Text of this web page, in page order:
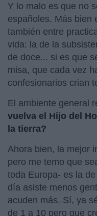
Y lo malo es que no
españoles. Más bien
también entre
vida: la de la
de doce... si es que
misa, que cada vez
confesionarios crian
El ambiente general
vuelva el Hijo del
la tierra?
Ahora bien, la mejor
pero me temo que
toda Europa- es la
día asiste menos
acuden más. Sí, ya
de 1 a 10 pero que